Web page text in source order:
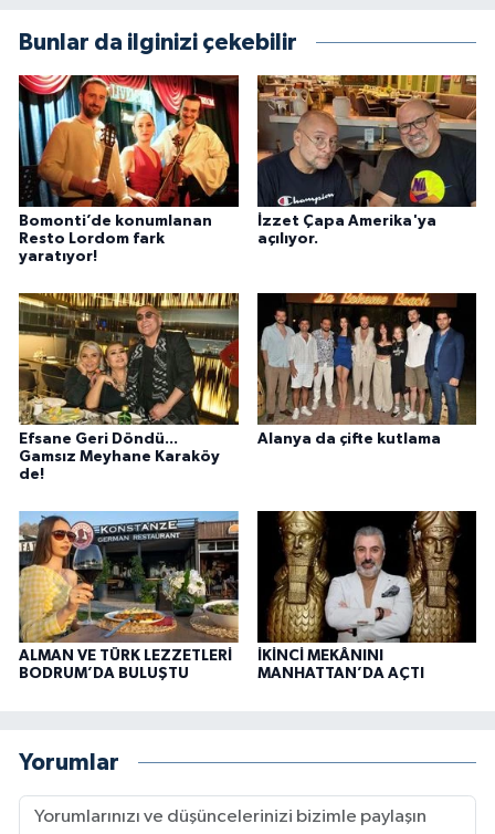
Bunlar da ilginizi çekebilir
Bomonti’de konumlanan
Resto Lordom fark
yaratıyor!
İzzet Çapa Amerika'ya
açılıyor.
Efsane Geri Döndü...
Gamsız Meyhane Karaköy
de!
Alanya da çifte kutlama
ALMAN VE TÜRK LEZZETLERİ
BODRUM’DA BULUŞTU
İKİNCİ MEKÂNINI
MANHATTAN’DA AÇTI
Yorumlar